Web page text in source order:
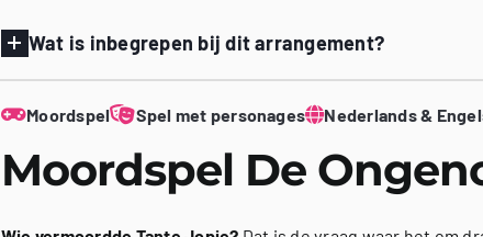
Wat is inbegrepen bij dit arrangement?
Moordspel Spel met personages Nederlands &
Moordspel De